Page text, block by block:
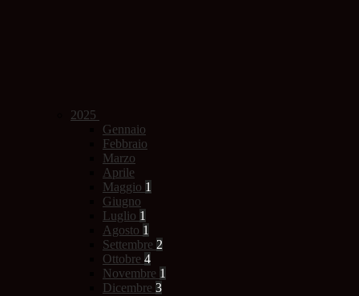
2025
Gennaio
Febbraio
Marzo
Aprile
Maggio 1
Giugno
Luglio 1
Agosto 1
Settembre 2
Ottobre 4
Novembre 1
Dicembre 3